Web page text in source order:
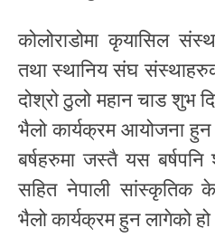
कोलोराडोमा कृयासिल
तथा स्थानिय संघ
दोश्रो ठुलो महान चाड शुभ
भैलो कार्यक्रम आयोजना
बर्षहरुमा जस्तै यस
सहित नेपाली सांस्कृतिक
भैलो कार्यक्रम हुन लागेको हो